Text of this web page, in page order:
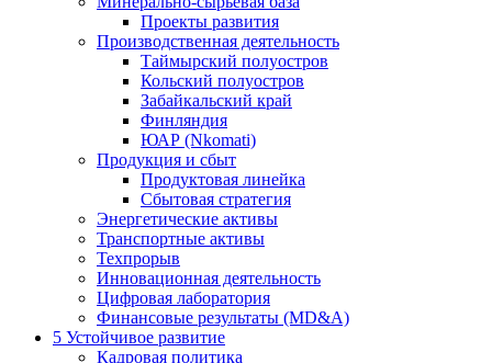
Проекты развития
Производственная деятельность
Таймырский полуостров
Кольский полуостров
Забайкальский край
Финляндия
ЮАР (Nkomati)
Продукция и сбыт
Продуктовая линейка
Сбытовая стратегия
Энергетические активы
Транспортные активы
Техпрорыв
Инновационная деятельность
Цифровая лаборатория
Финансовые результаты (MD&A)
5 Устойчивое развитие
Кадровая политика